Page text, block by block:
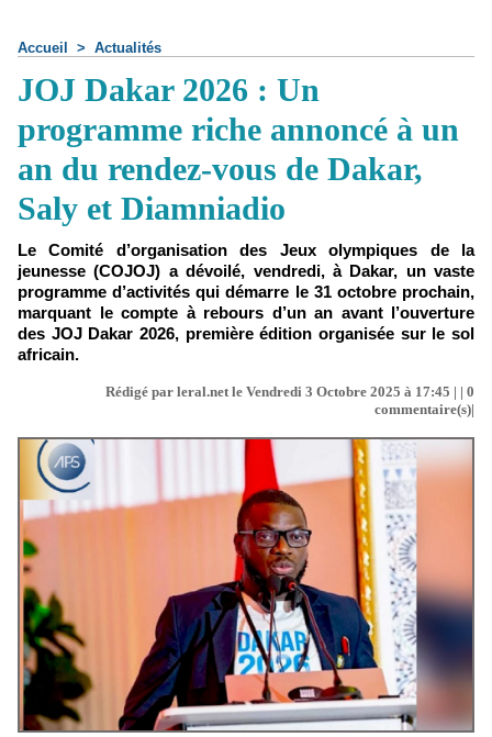
Accueil > Actualités
JOJ Dakar 2026 : Un
programme riche annoncé à un
an du rendez-vous de Dakar,
Saly et Diamniadio
Le Comité d’organisation des Jeux olympiques de la
jeunesse (COJOJ) a dévoilé, vendredi, à Dakar, un vaste
programme d’activités qui démarre le 31 octobre prochain,
marquant le compte à rebours d’un an avant l’ouverture
des JOJ Dakar 2026, première édition organisée sur le sol
africain.
Rédigé par leral.net le Vendredi 3 Octobre 2025 à 17:45 | | 0
commentaire(s)|